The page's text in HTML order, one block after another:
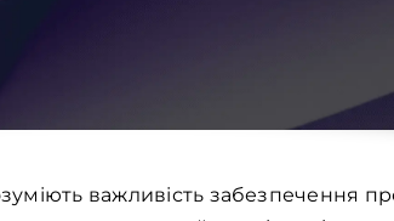
важливість забезпечення